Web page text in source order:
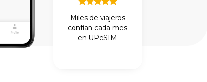
Miles de viajeros
confían cada mes
en UPeSIM